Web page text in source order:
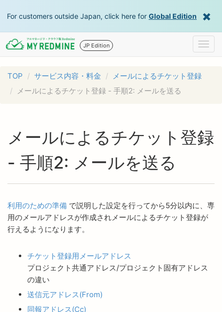
For customers outside Japan, click here for Global Edition
JP Edition
TOP サービス内容・料金
メールによるチケット登録
メールによるチケット登録 - 手順2: メールを送る
メールによるチケット登録
- 手順2: メールを送る
利用のための準備 で説明した設定を行ってから5分以内に、専
用のメールアドレスが作成されメールによるチケット登録が
行えるようになります。
チケット登録用メールアドレス
プロジェクト共通アドレス/プロジェクト固有アドレス
の違い
送信元アドレス(From)
同報アドレス(Cc)